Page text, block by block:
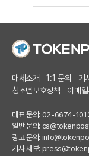
매체소개 1:1 문의 기
청소년보호정책
이메
대표 문의: 02-6674-
일반 문의:
광고 문의:
기사 제보: